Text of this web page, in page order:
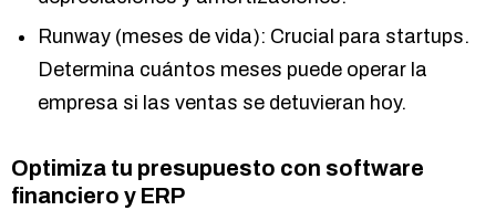
Runway (meses de vida): Crucial para startups.
Determina cuántos meses puede operar la
empresa si las ventas se detuvieran hoy.
Optimiza tu presupuesto con software
financiero y ERP